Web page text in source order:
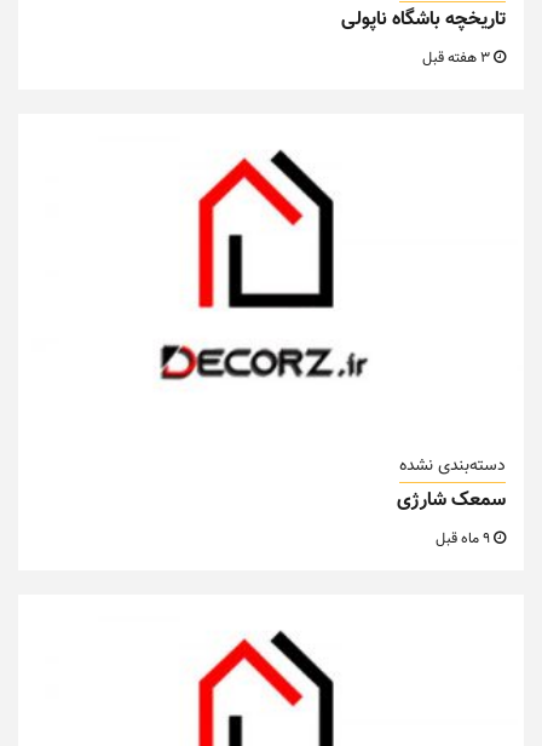
تاریخچه باشگاه ناپولی
دسته‌بندی نشده
سمعک شارژی